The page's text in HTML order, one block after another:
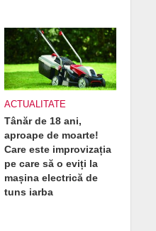
ACTUALITATE
Tânăr de 18 ani,
aproape de moarte!
Care este improvizația
pe care să o eviți la
mașina electrică de
tuns iarba